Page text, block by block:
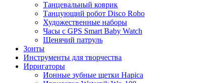
Танцевальный коврик
Танцующий робот Disco Robo
Художественные наборы
Часы с GPS Smart Baby Watch
Щенячий патруль
Зонты
Инструменты для творчества
Ирригаторы
Ионные зубные щетки Hapica